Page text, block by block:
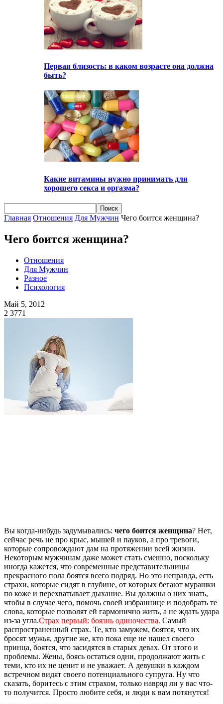
Первая близость: в каком возрасте она должна
быть?
Какие витамины нужно принимать для
хорошего секса и оргазма?
Главная Отношения Для Мужчин Чего боится женщина?
Чего боится женщина?
Отношения
Для Мужчин
Разное
Психология
Май 5, 2012
2 3771
Вы когда-нибудь задумывались: чего боится женщина? Нет,
сейчас речь не про крыс, мышей и пауков, а про тревоги,
которые сопровождают дам на протяжении всей жизни.
Некоторым мужчинам даже может стать смешно, поскольку
иногда кажется, что современные представительницы
прекрасного пола боятся всего подряд. Но это неправда, есть
страхи, которые сидят в глубине, от которых бегают мурашки
по коже и перехватывает дыхание. Вы должны о них знать,
чтобы в случае чего, помочь своей избраннице и подобрать те
слова, которые позволят ей гармонично жить, а не ждать удара
из-за угла.Страх первый: боязнь одиночества. Самый
распространенный страх. Те, кто замужем, боятся, что их
бросят мужья, другие же, кто пока еще не нашел своего
принца, боятся, что засидятся в старых девах. От этого и
проблемы. Жены, боясь остаться одни, продолжают жить с
теми, кто их не ценит и не уважает. А девушки в каждом
встречном видят своего потенциального супруга. Ну что
сказать, боритесь с этим страхом, только навряд ли у вас что-
то получится. Просто любите себя, и люди к вам потянутся!